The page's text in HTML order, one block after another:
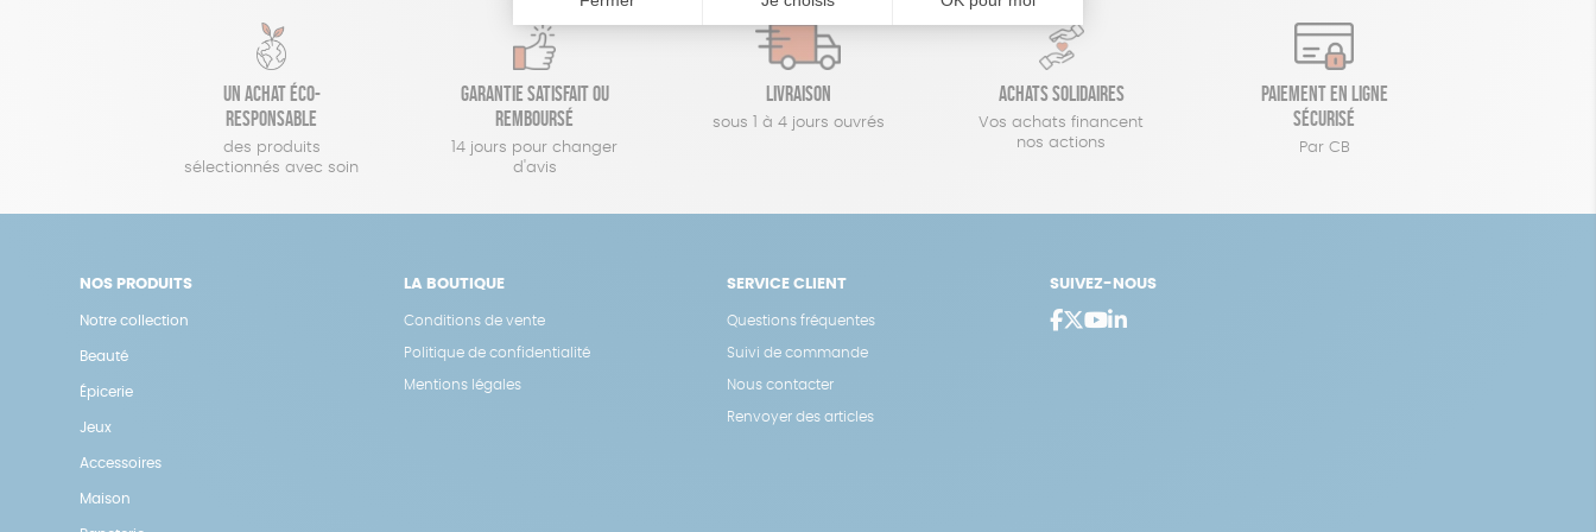
Un achat éco-
responsable
des produits
sélectionnés avec soin
Garantie satisfait ou
remboursé
14 jours pour changer
d'avis
Livraison
sous 1 à 4 jours ouvrés
Achats solidaires
Vos achats financent
nos actions
Paiement en ligne
sécurisé
Par CB
NOS PRODUITS
Notre collection
Beauté
Épicerie
Jeux
Accessoires
Maison
LA BOUTIQUE
Conditions de vente
Politique de confidentialité
Mentions légales
SERVICE CLIENT
Questions fréquentes
Suivi de commande
Nous contacter
Renvoyer des articles
SUIVEZ-NOUS